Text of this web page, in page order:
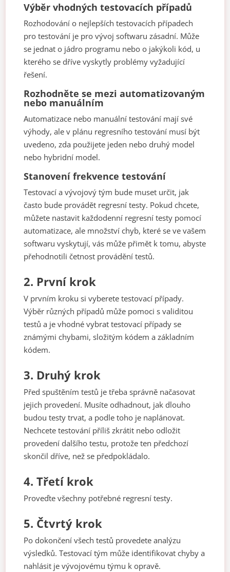
Výběr vhodných testovacích případů
Rozhodování o nejlepších testovacích případech
pro testování je pro vývoj softwaru zásadní. Může
se jednat o jádro programu nebo o jakýkoli kód, u
kterého se dříve vyskytly problémy vyžadující
řešení.
Rozhodněte se mezi automatizovaným
nebo manuálním
Automatizace nebo manuální testování mají své
výhody, ale v plánu regresního testování musí být
uvedeno, zda použijete jeden nebo druhý model
nebo hybridní model.
Stanovení frekvence testování
Testovací a vývojový tým bude muset určit, jak
často bude provádět regresní testy. Pokud chcete,
můžete nastavit každodenní regresní testy pomocí
automatizace, ale množství chyb, které se ve vašem
softwaru vyskytují, vás může přimět k tomu, abyste
přehodnotili četnost provádění testů.
2. První krok
V prvním kroku si vyberete testovací případy.
Výběr různých případů může pomoci s validitou
testů a je vhodné vybrat testovací případy se
známými chybami, složitým kódem a základním
kódem.
3. Druhý krok
Před spuštěním testů je třeba správně načasovat
jejich provedení. Musíte odhadnout, jak dlouho
budou testy trvat, a podle toho je naplánovat.
Nechcete testování příliš zkrátit nebo odložit
provedení dalšího testu, protože ten předchozí
skončil dříve, než se předpokládalo.
4. Třetí krok
Proveďte všechny potřebné regresní testy.
5. Čtvrtý krok
Po dokončení všech testů provedete analýzu
výsledků. Testovací tým může identifikovat chyby a
nahlásit je vývojovému týmu k opravě.